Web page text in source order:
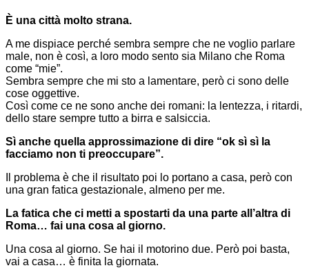
È una città molto strana.
A me dispiace perché sembra sempre che ne voglio parlare
male, non è così, a loro modo sento sia Milano che Roma
come “mie”.
Sembra sempre che mi sto a lamentare, però ci sono delle
cose oggettive.
Così come ce ne sono anche dei romani: la lentezza, i ritardi,
dello stare sempre tutto a birra e salsiccia.
Sì anche quella approssimazione di dire “ok sì sì la
facciamo non ti preoccupare”.
Il problema è che il risultato poi lo portano a casa, però con
una gran fatica gestazionale, almeno per me.
La fatica che ci metti a spostarti da una parte all’altra di
Roma… fai una cosa al giorno.
Una cosa al giorno. Se hai il motorino due. Però poi basta,
vai a casa… è finita la giornata.